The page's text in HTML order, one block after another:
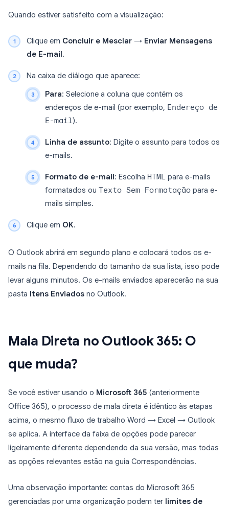
Quando estiver satisfeito com a visualização:
Clique em Concluir e Mesclar → Enviar Mensagens
de E-mail .
Na caixa de diálogo que aparece:
Para: Selecione a coluna que contém os
endereços de e-mail (por exemplo, Endereço de
E-mail).
Linha de assunto: Digite o assunto para todos os
e-mails.
Formato de e-mail : Escolha HTML para e-mails
formatados ou Texto Sem Formatação para e-
mails simples.
Clique em OK.
O Outlook abrirá em segundo plano e colocará todos os e-
mails na fila. Dependendo do tamanho da sua lista, isso pode
levar alguns minutos. Os e-mails enviados aparecerão na sua
pasta Itens Enviados no Outlook.
Mala Direta no Outlook 365: O
que muda?
Se você estiver usando o Microsoft 365 (anteriormente
Office 365), o processo de mala direta é idêntico às etapas
acima, o mesmo fluxo de trabalho Word → Excel → Outlook
se aplica. A interface da faixa de opções pode parecer
ligeiramente diferente dependendo da sua versão, mas todas
as opções relevantes estão na guia Correspondências.
Uma observação importante: contas do Microsoft 365
gerenciadas por uma organização podem ter limites de